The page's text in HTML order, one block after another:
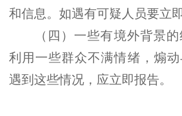
和信息。如遇有可疑人员要立即
（ 四 ） 一些有境外背景的
利用一些群众不满情绪，煽动
遇到这些情况，应立即报告。